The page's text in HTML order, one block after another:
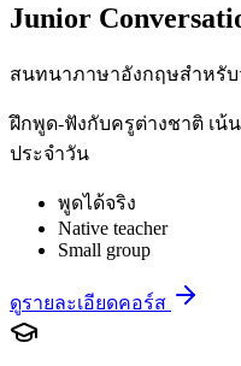
Junior
สนทนาภาษาอังกฤษสำหรับ
ฝึกพูด-ฟังกับครูต่างชาติ เน้
ประจำวัน
พูดได้จริง
Native teacher
Small group
ดูรายละเอียดคอร์ส